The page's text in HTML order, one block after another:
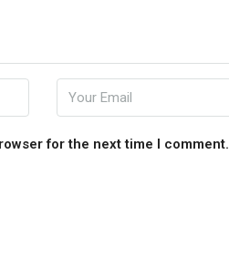
for the next time I comment.